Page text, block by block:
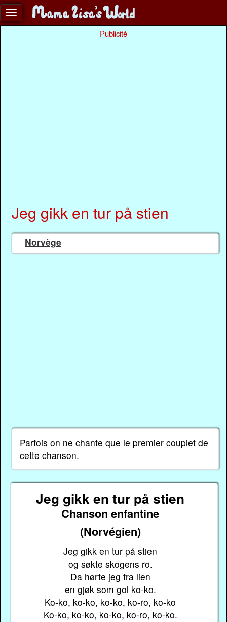
Publicité
Jeg gikk en tur på stien
Norvège
Parfois on ne chante que le premier couplet de
cette chanson.
Jeg gikk en tur på stien
Chanson enfantine
(Norvégien)
Jeg gikk en tur på stien
og søkte skogens ro.
Da hørte jeg fra lien
en gjøk som gol ko-ko.
Ko-ko, ko-ko, ko-ko, ko-ro, ko-ko
Ko-ko, ko-ko, ko-ko, ko-ro, ko-ko.